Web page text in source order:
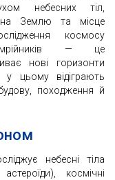
небесних тіл,
на Землю та місце
космосу
— це
нові горизонти
цьому відіграють
походження й
небесні тіла
космічні